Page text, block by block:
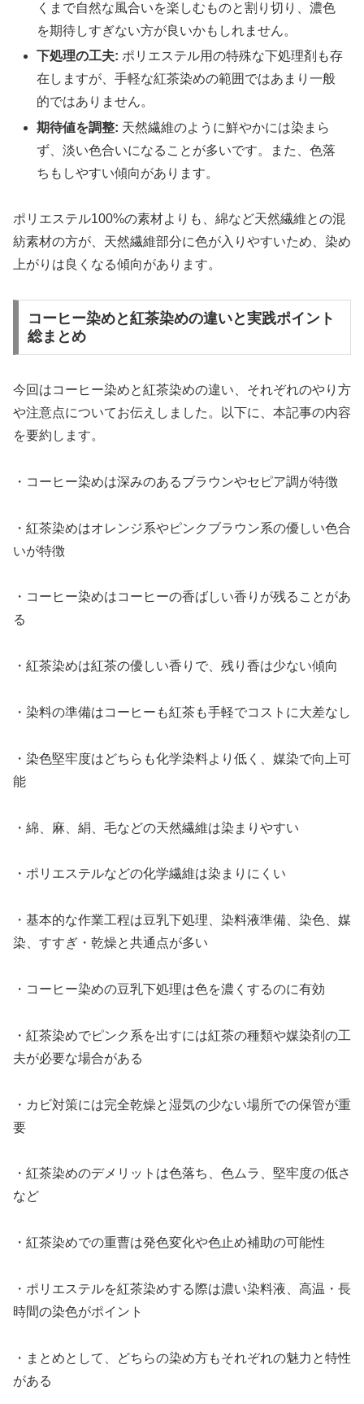
くまで自然な風合いを楽しむものと割り切り、濃色
を期待しすぎない方が良いかもしれません。
下処理の工夫: ポリエステル用の特殊な下処理剤も存
在しますが、手軽な紅茶染めの範囲ではあまり一般
的ではありません。
期待値を調整: 天然繊維のように鮮やかには染まら
ず、淡い色合いになることが多いです。また、色落
ちもしやすい傾向があります。
ポリエステル100%の素材よりも、綿など天然繊維との混
紡素材の方が、天然繊維部分に色が入りやすいため、染め
上がりは良くなる傾向があります。
コーヒー染めと紅茶染めの違いと実践ポイント
総まとめ
今回はコーヒー染めと紅茶染めの違い、それぞれのやり方
や注意点についてお伝えしました。以下に、本記事の内容
を要約します。
・コーヒー染めは深みのあるブラウンやセピア調が特徴
・紅茶染めはオレンジ系やピンクブラウン系の優しい色合
いが特徴
・コーヒー染めはコーヒーの香ばしい香りが残ることがあ
る
・紅茶染めは紅茶の優しい香りで、残り香は少ない傾向
・染料の準備はコーヒーも紅茶も手軽でコストに大差なし
・染色堅牢度はどちらも化学染料より低く、媒染で向上可
能
・綿、麻、絹、毛などの天然繊維は染まりやすい
・ポリエステルなどの化学繊維は染まりにくい
・基本的な作業工程は豆乳下処理、染料液準備、染色、媒
染、すすぎ・乾燥と共通点が多い
・コーヒー染めの豆乳下処理は色を濃くするのに有効
・紅茶染めでピンク系を出すには紅茶の種類や媒染剤の工
夫が必要な場合がある
・カビ対策には完全乾燥と湿気の少ない場所での保管が重
要
・紅茶染めのデメリットは色落ち、色ムラ、堅牢度の低さ
など
・紅茶染めでの重曹は発色変化や色止め補助の可能性
・ポリエステルを紅茶染めする際は濃い染料液、高温・長
時間の染色がポイント
・まとめとして、どちらの染め方もそれぞれの魅力と特性
がある